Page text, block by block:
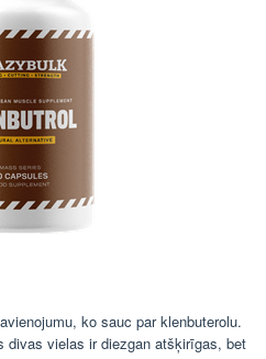
ko sauc par klenbuterolu.
vielas ir diezgan atšķirīgas, bet